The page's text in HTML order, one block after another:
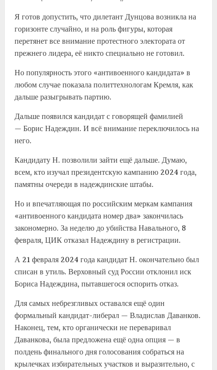
Я готов допустить, что дилетант Дунцова возникла на
горизонте случайно, и на роль фигуры, которая
перетянет все внимание протестного электората от
прежнего лидера, её никто специально не готовил.
Но популярность этого «антивоенного кандидата» в
любом случае показала политтехнологам Кремля, как
дальше разыгрывать партию.
Дальше появился кандидат с говорящей фамилией
— Борис Надеждин. И всё внимание переключилось на
него.
Кандидату Н. позволили зайти ещё дальше. Думаю,
всем, кто изучал президентскую кампанию 2024 года,
памятны очереди в надеждинские штабы.
Но и впечатляющая по российским меркам кампания
«антивоенного кандидата номер два» закончилась
закономерно. За неделю до убийства Навального, 8
февраля, ЦИК отказал Надеждину в регистрации.
А 21 февраля 2024 года кандидат Н. окончательно был
списан в утиль. Верховный суд России отклонил иск
Бориса Надеждина, пытавшегося оспорить отказ.
Для самых небрезгливых оставался ещё один
формальный кандидат-либерал — Владислав Даванков.
Наконец, тем, кто органически не переваривал
Даванкова, была предложена ещё одна опция — в
полдень финального дня голосования собраться на
крылечках избирательных участков и выразительно, с